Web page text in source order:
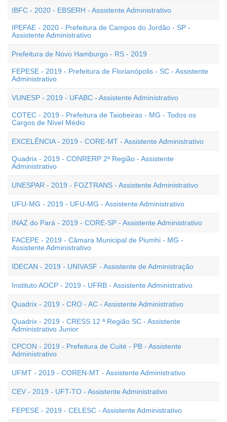
IBFC - 2020 - EBSERH - Assistente Administrativo
IPEFAE - 2020 - Prefeitura de Campos do Jordão - SP -
Assistente Administrativo
Prefeitura de Novo Hamburgo - RS - 2019
FEPESE - 2019 - Prefeitura de Florianópolis - SC - Assistente
Administrativo
VUNESP - 2019 - UFABC - Assistente Administrativo
COTEC - 2019 - Prefeitura de Taiobeiras - MG - Todos os
Cargos de Nível Médio
EXCELÊNCIA - 2019 - CORE-MT - Assistente Administrativo
Quadrix - 2019 - CONRERP 2ª Região - Assistente
Administrativo
UNESPAR - 2019 - FOZTRANS - Assistente Administrativo
UFU-MG - 2019 - UFU-MG - Assistente Administrativo
INAZ do Pará - 2019 - CORE-SP - Assistente Administrativo
FACEPE - 2019 - Câmara Municipal de Piumhi - MG -
Assistente Administrativo
IDECAN - 2019 - UNIVASF - Assistente de Administração
Instituto AOCP - 2019 - UFRB - Assistente Administrativo
Quadrix - 2019 - CRO - AC - Assistente Administrativo
Quadrix - 2019 - CRESS 12 ª Região SC - Assistente
Administrativo Junior
CPCON - 2019 - Prefeitura de Cuité - PB - Assistente
Administrativo
UFMT - 2019 - COREN-MT - Assistente Administrativo
CEV - 2019 - UFT-TO - Assistente Administrativo
FEPESE - 2019 - CELESC - Assistente Administrativo